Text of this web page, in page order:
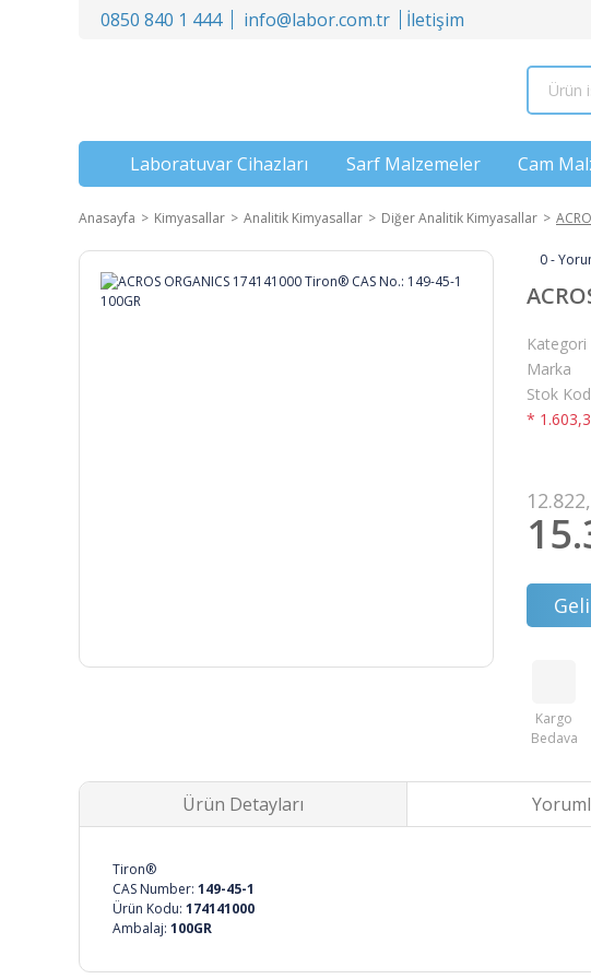
0850 840 1 444 info@labor.com.tr İletişim
Laboratuvar Cihazları Sarf Malzemeler Cam
Anasayfa Kimyasallar Analitik Kimyasallar Diğer Analitik Kimyasallar
0 -
Kategori
Marka
Stok
*
Kargo
Bedava
Ürün Detayları
Tiron®
CAS Number: 149-45-1
Ürün Kodu: 174141000
Ambalaj: 100GR